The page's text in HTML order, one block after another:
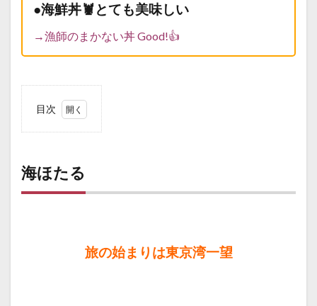
●海鮮丼🦞とても美味しい
→漁師のまかない丼 Good!👍
目次
2
買い
海ほたる
旅の始まりは東京湾一望